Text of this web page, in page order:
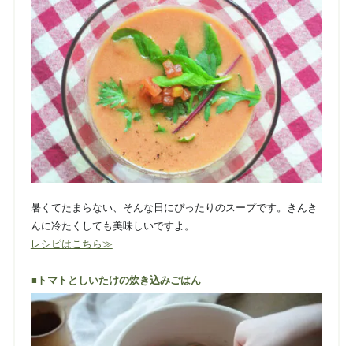
暑くてたまらない、そんな日にぴったりのスープです。きんき
んに冷たくしても美味しいですよ。
レシピはこちら≫
■トマトとしいたけの炊き込みごはん